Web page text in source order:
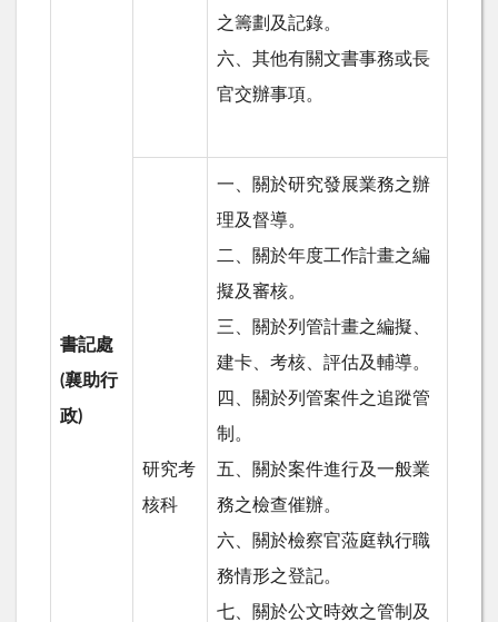
書記處
(襄助行
政)
之籌劃及記錄。
六、其他有關文書事務或長
官交辦事項。
研究考
核科
一、關於研究發展業務之辦
理及督導。
二、關於年度工作計畫之編
擬及審核。
三、關於列管計畫之編擬、
建卡、考核、評估及輔導。
四、關於列管案件之追蹤管
制。
五、關於案件進行及一般業
務之檢查催辦。
六、關於檢察官蒞庭執行職
務情形之登記。
七、關於公文時效之管制及